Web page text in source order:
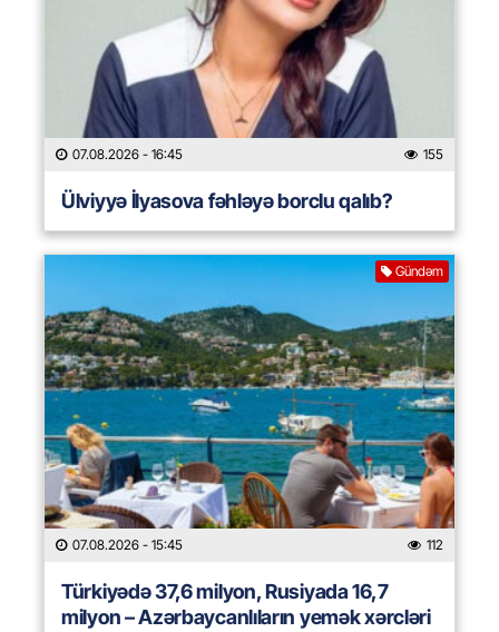
07.08.2026 - 16:45 155
Ülviyyə İlyasova fəhləyə borclu qalıb?
Gündəm
07.08.2026 - 15:45 112
Türkiyədə 37,6 milyon, Rusiyada 16,7
milyon – Azərbaycanlıların yemək xərcləri